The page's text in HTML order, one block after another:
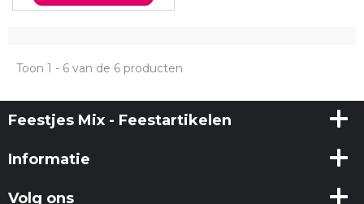
Toon 1 - 6 van de 6 producten
Feestjes Mix - Feestartikelen
Informatie
Volg ons